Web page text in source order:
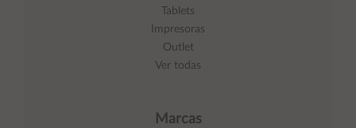
Tablets
Impresoras
Outlet
Ver todas
Marcas